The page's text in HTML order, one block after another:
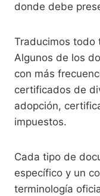
donde debe
Traducimos todo
Algunos de los
con más
certificados de
adopción,
impuestos.
Cada tipo de
específico y un
terminología